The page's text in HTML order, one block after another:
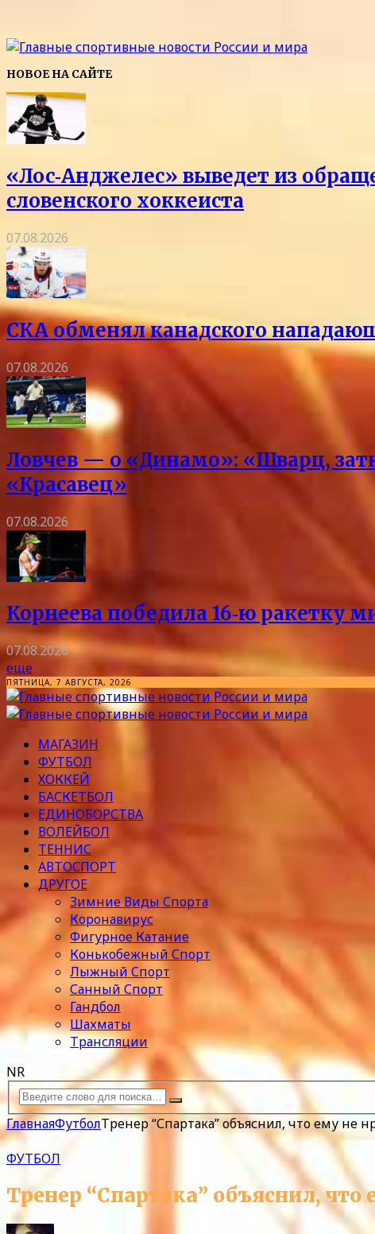
НОВОЕ НА САЙТЕ
«Лос‑Анджелес» выведет из
словенского хоккеиста
07.08.2026
СКА обменял канадского
07.08.2026
Ловчев — о «Динамо»: «Шварц,
«Красавец»
07.08.2026
Корнеева победила 16‑ю ракетку
07.08.2026
еще
ПЯТНИЦА, 7 АВГУСТА, 2026
МАГАЗИН
ФУТБОЛ
ХОККЕЙ
БАСКЕТБОЛ
ЕДИНОБОРСТВА
ВОЛЕЙБОЛ
ТЕННИС
АВТОСПОРТ
ДРУГОЕ
Зимние Виды Спорта
Коронавирус
Фигурное Катание
Конькобежный Спорт
Лыжный Спорт
Санный Спорт
Гандбол
Шахматы
Трансляции
NR
ГлавнаяФутболТренер “Спартака” объяснил, что ему не
ФУТБОЛ
Тренер “Спартака” объяснил, что